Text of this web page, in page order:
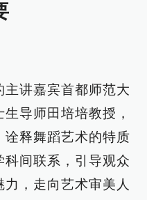
讲嘉宾首都师范大
导师田培培教授，
诠释舞蹈艺术的特质
科间联系，引导观众
，走向艺术审美人